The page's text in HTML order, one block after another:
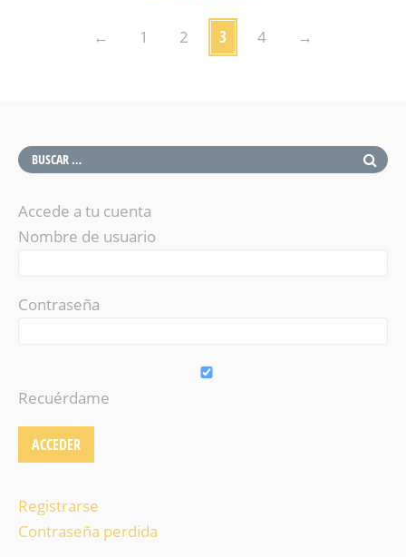
← 1 2 3 4 →
Accede a tu cuenta
Nombre de usuario
Contraseña
Recuérdame
Registrarse
Contraseña perdida